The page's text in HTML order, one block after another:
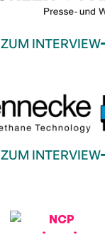
ZUM INTERVIEW
ZUM INTERVIEW